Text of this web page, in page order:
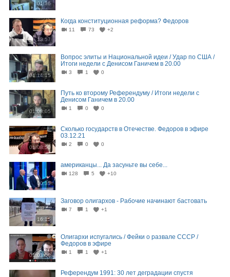
01:36
13:57
Когда конституционная реформа? Федоров
11 73 +2
01:14:15
Вопрос элиты и Национальной идеи / Удар по США /
Итоги недели с Денисом Ганичем в 20.00
3 1 0
01:08:05
Путь ко второму Референдуму / Итоги недели с
Денисом Ганичем в 20.00
1 0 0
01:08:50
Сколько государств в Отечестве. Федоров в эфире
03.12.21
2 0 0
00:35
американцы... Да засуньте вы себе...
128 5 +10
16:15
Заговор олигархов - Рабочие начинают бастовать
7 1 +1
01:03:50
Олигархи испугались / Фейки о развале СССР /
Федоров в эфире
1 1 +1
Референдум 1991: 30 лет деградации спустя